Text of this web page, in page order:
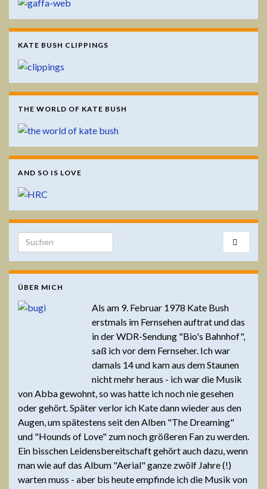
KATE BUSH CLIPPINGS
THE WORLD OF KATE BUSH
AND SO IS LOVE
Search for:
ÜBER MICH
Als am 9. Februar 1978 Kate Bush
erstmals im Fernsehen auftrat und das
in der WDR-Sendung "Bio's Bahnhof",
saß ich vor dem Fernseher. Ich war
damals 14 und kam aus dem Staunen
nicht mehr heraus - ich war die Musik
von Abba gewohnt, so was hatte ich noch nie gesehen
oder gehört. Später verlor ich Kate dann wieder aus den
Augen, um spätestens seit den Alben "The Dreaming"
und "Hounds of Love" zum noch größeren Fan zu werden.
Ein bisschen Leidensbereitschaft gehört auch dazu, wenn
man wie auf das Album "Aerial" ganze zwölf Jahre (!)
warten muss - aber bis heute empfinde ich die Musik von